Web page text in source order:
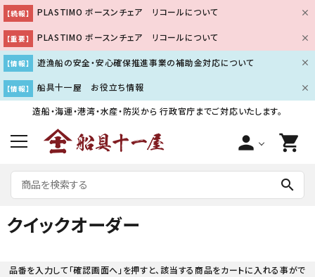
【続報】 PLASTIMO ボースンチェア リコールについて
【重要】 PLASTIMO ボースンチェア リコールについて
【情報】 遊漁船の安全・安心確保推進事業の補助金対応について
【情報】
船具十一屋 お役立ち情報
造船・海運・港湾・水産・防災から行政官庁までご対応いたします。
person shopping_cart
search
クイックオーダー
品番を入力して「確認画面へ」を押すと、該当する商品をカートに入れる事がで